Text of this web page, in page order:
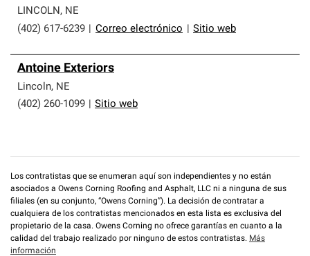
LINCOLN, NE
(402) 617-6239
Correo electrónico Sitio web
Antoine Exteriors
Lincoln, NE
(402) 260-1099
Sitio web
Los contratistas que se enumeran aquí son independientes y no están
asociados a Owens Corning Roofing and Asphalt, LLC ni a ninguna de sus
filiales (en su conjunto, “Owens Corning”). La decisión de contratar a
cualquiera de los contratistas mencionados en esta lista es exclusiva del
propietario de la casa. Owens Corning no ofrece garantías en cuanto a la
calidad del trabajo realizado por ninguno de estos contratistas. Más
información